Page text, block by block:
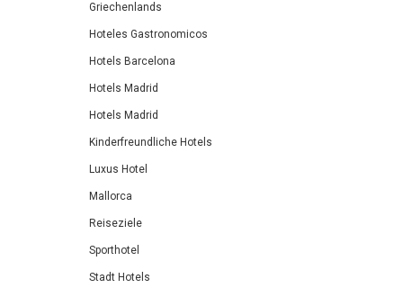
Griechenlands
Hoteles Gastronomicos
Hotels Barcelona
Hotels Madrid
Hotels Madrid
Kinderfreundliche Hotels
Luxus Hotel
Mallorca
Reiseziele
Sporthotel
Stadt Hotels